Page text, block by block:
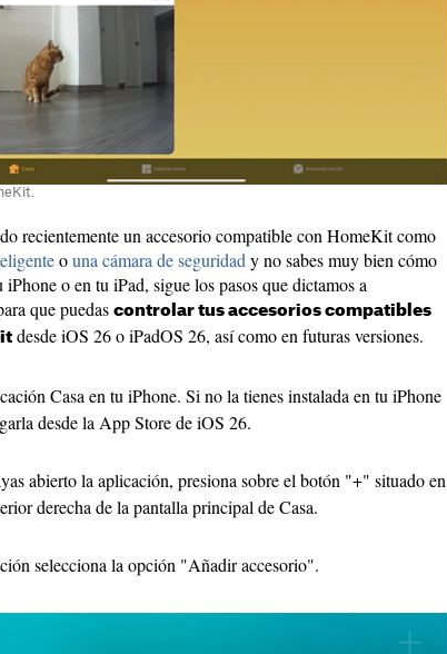
recientemente un accesorio compatible con HomeKit como
ouna cámara de seguridady no sabes muy bien cómo
iPhone o en tu iPad, sigue los pasos que dictamos a
que puedas controlar tus accesorios compatibles
desde iOS 26 o iPadOS 26, así como en futuras versiones.
Casa en tu iPhone. Si no la tienes instalada en tu iPhone
desde la App Store de iOS 26.
abierto la aplicación, presiona sobre el botón "+" situado en
derecha de la pantalla principal de Casa.
selecciona la opción "Añadir accesorio".